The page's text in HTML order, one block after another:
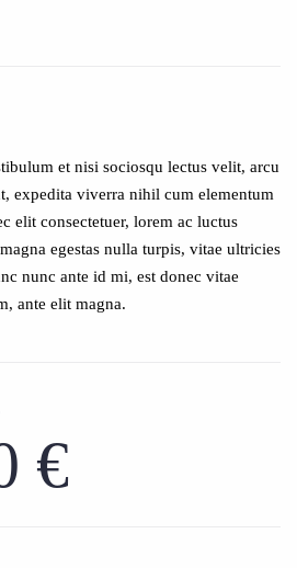
et nisi sociosqu lectus velit, arcu
expedita viverra nihil cum elementum
elit consectetuer, lorem ac luctus
egestas nulla turpis, vitae ultricies
nunc ante id mi, est donec vitae
ante elit magna.
€